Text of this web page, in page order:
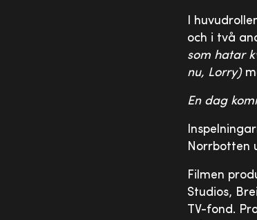
I
och i två
som hatar
nu, Lorry)
En dag
Norrbotten
Filmen
Studios,
TV-fond.